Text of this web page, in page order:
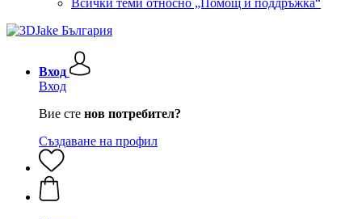
Всички теми относно „Помощ и поддръжка“
Вход
Вход
Вие сте нов потребител?
Създаване на профил